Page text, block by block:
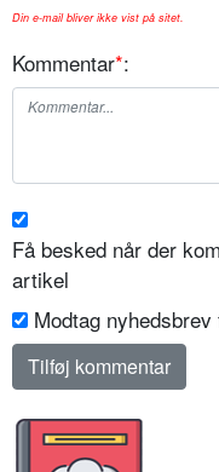
Din e-mail bliver ikke vist på sitet.
Kommentar*:
Få besked når der
artikel
Modtag